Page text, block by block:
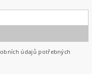
údajů potřebných